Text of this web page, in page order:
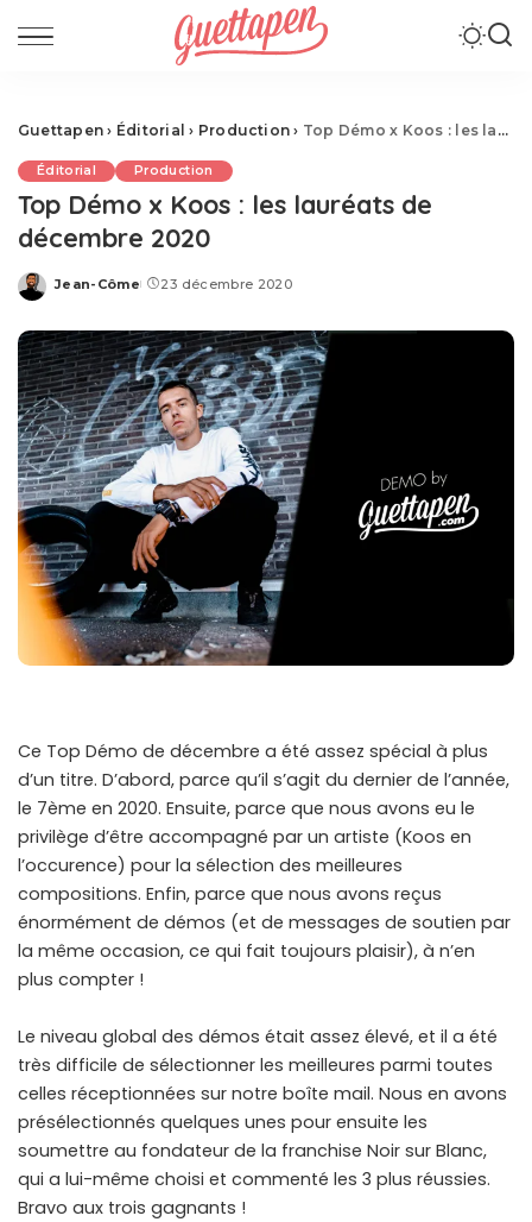
Guettapen › Éditorial › Production › Top Démo x Koos : les lauréats de décembre 2020
Éditorial Production
Top Démo x Koos : les lauréats de
décembre 2020
Posted
Jean-Côme 23 décembre 2020
Ce Top Démo de décembre a été assez spécial à plus
d’un titre. D’abord, parce qu’il s’agit du dernier de l’année,
le 7ème en 2020. Ensuite, parce que nous avons eu le
privilège d’être accompagné par un artiste (Koos en
l’occurence) pour la sélection des meilleures
compositions. Enfin, parce que nous avons reçus
énormément de démos (et de messages de soutien par
la même occasion, ce qui fait toujours plaisir), à n’en
plus compter !
Le niveau global des démos était assez élevé, et il a été
très difficile de sélectionner les meilleures parmi toutes
celles réceptionnées sur notre boîte mail. Nous en avons
présélectionnés quelques unes pour ensuite les
soumettre au fondateur de la franchise Noir sur Blanc,
qui a lui-même choisi et commenté les 3 plus réussies.
Bravo aux trois gagnants !